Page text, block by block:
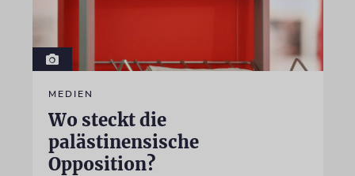
MEDIEN
Wo steckt die
palästinensische
Opposition?